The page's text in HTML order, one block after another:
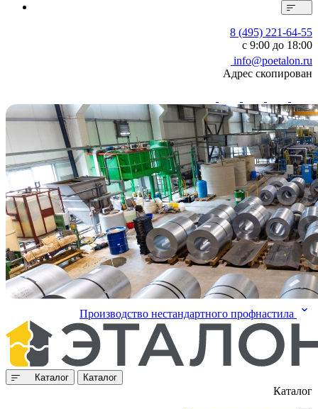
8 (495) 221-64-55
с 9:00 до 18:00
info@poetalon.ru
Адрес скопирован
Производство нестандартного профнастила
Каталог Каталог
Каталог